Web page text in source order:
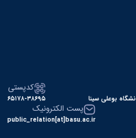
بوعلی سینا
کدپستی
۶۵۱۷۸-۳۸۶۹۵
پست الکترونیک
public_relation[at]basu.ac.ir